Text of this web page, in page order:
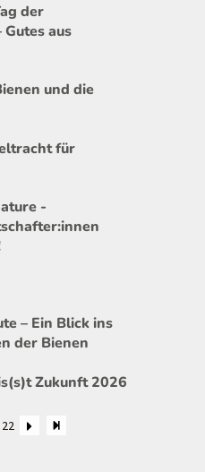
der
aus
und die
für
-
– Ein Blick ins
der Bienen
Zukunft 2026